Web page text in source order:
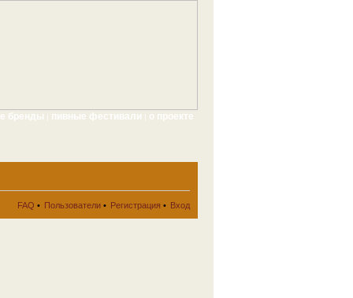
бренды пивные фестивали о проекте
FAQ • Пользователи • Регистрация • Вход